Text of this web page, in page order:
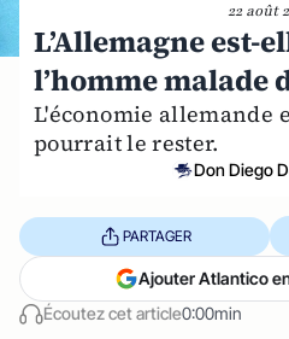
22 août
L’Allemagne est-
l’homme malade
L'économie allemande
pourrait le rester.
Don Diego
Écoutez cet article0:00min
PARTAGER
Ajouter Atlantico